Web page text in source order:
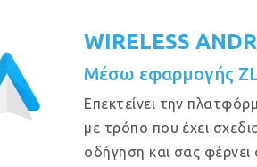
WIRELESS
Μέσω εφαρμογής
Επεκτείνει την
με τρόπο που έχει
οδήγηση και σας